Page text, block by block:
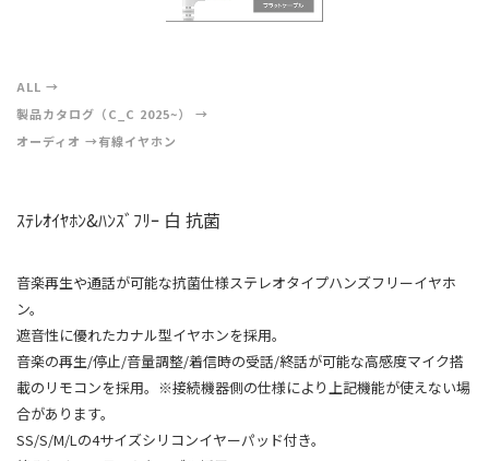
ALL
製品カタログ（C_C 2025~）
オーディオ
有線イヤホン
ｽﾃﾚｵｲﾔﾎﾝ&ﾊﾝｽﾞﾌﾘｰ 白 抗菌
音楽再生や通話が可能な抗菌仕様ステレオタイプハンズフリーイヤホ
ン。
遮音性に優れたカナル型イヤホンを採用。
音楽の再生/停止/音量調整/着信時の受話/終話が可能な高感度マイク搭
載のリモコンを採用。※接続機器側の仕様により上記機能が使えない場
合があります。
SS/S/M/Lの4サイズシリコンイヤーパッド付き。